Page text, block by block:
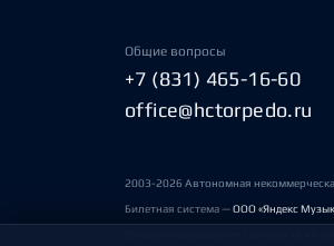
Общие вопросы
+7 (831) 465-16-60
office@hctorpedo.ru
2003-2026 Автономная
Билетная система —ООО «Яндекс